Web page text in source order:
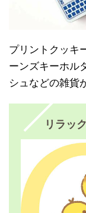
プリントクッキ
ーンズキーホル
シュなどの雑貨
リラッ